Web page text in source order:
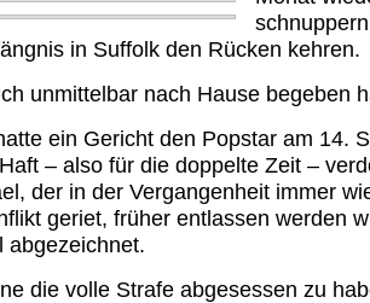
in Suffolk den Rücken kehren.
unmittelbar nach Hause begeben
ein Gericht den Popstar am 14.
– also für die doppelte Zeit –
der in der Vergangenheit immer
geriet, früher entlassen werden
abgezeichnet.
die volle Strafe abgesessen zu